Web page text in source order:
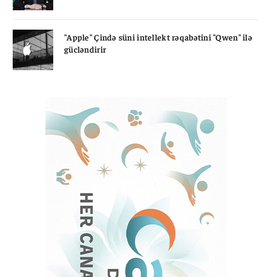
"Apple" Çində süni intellekt rəqabətini "Qwen" ilə
gücləndirir